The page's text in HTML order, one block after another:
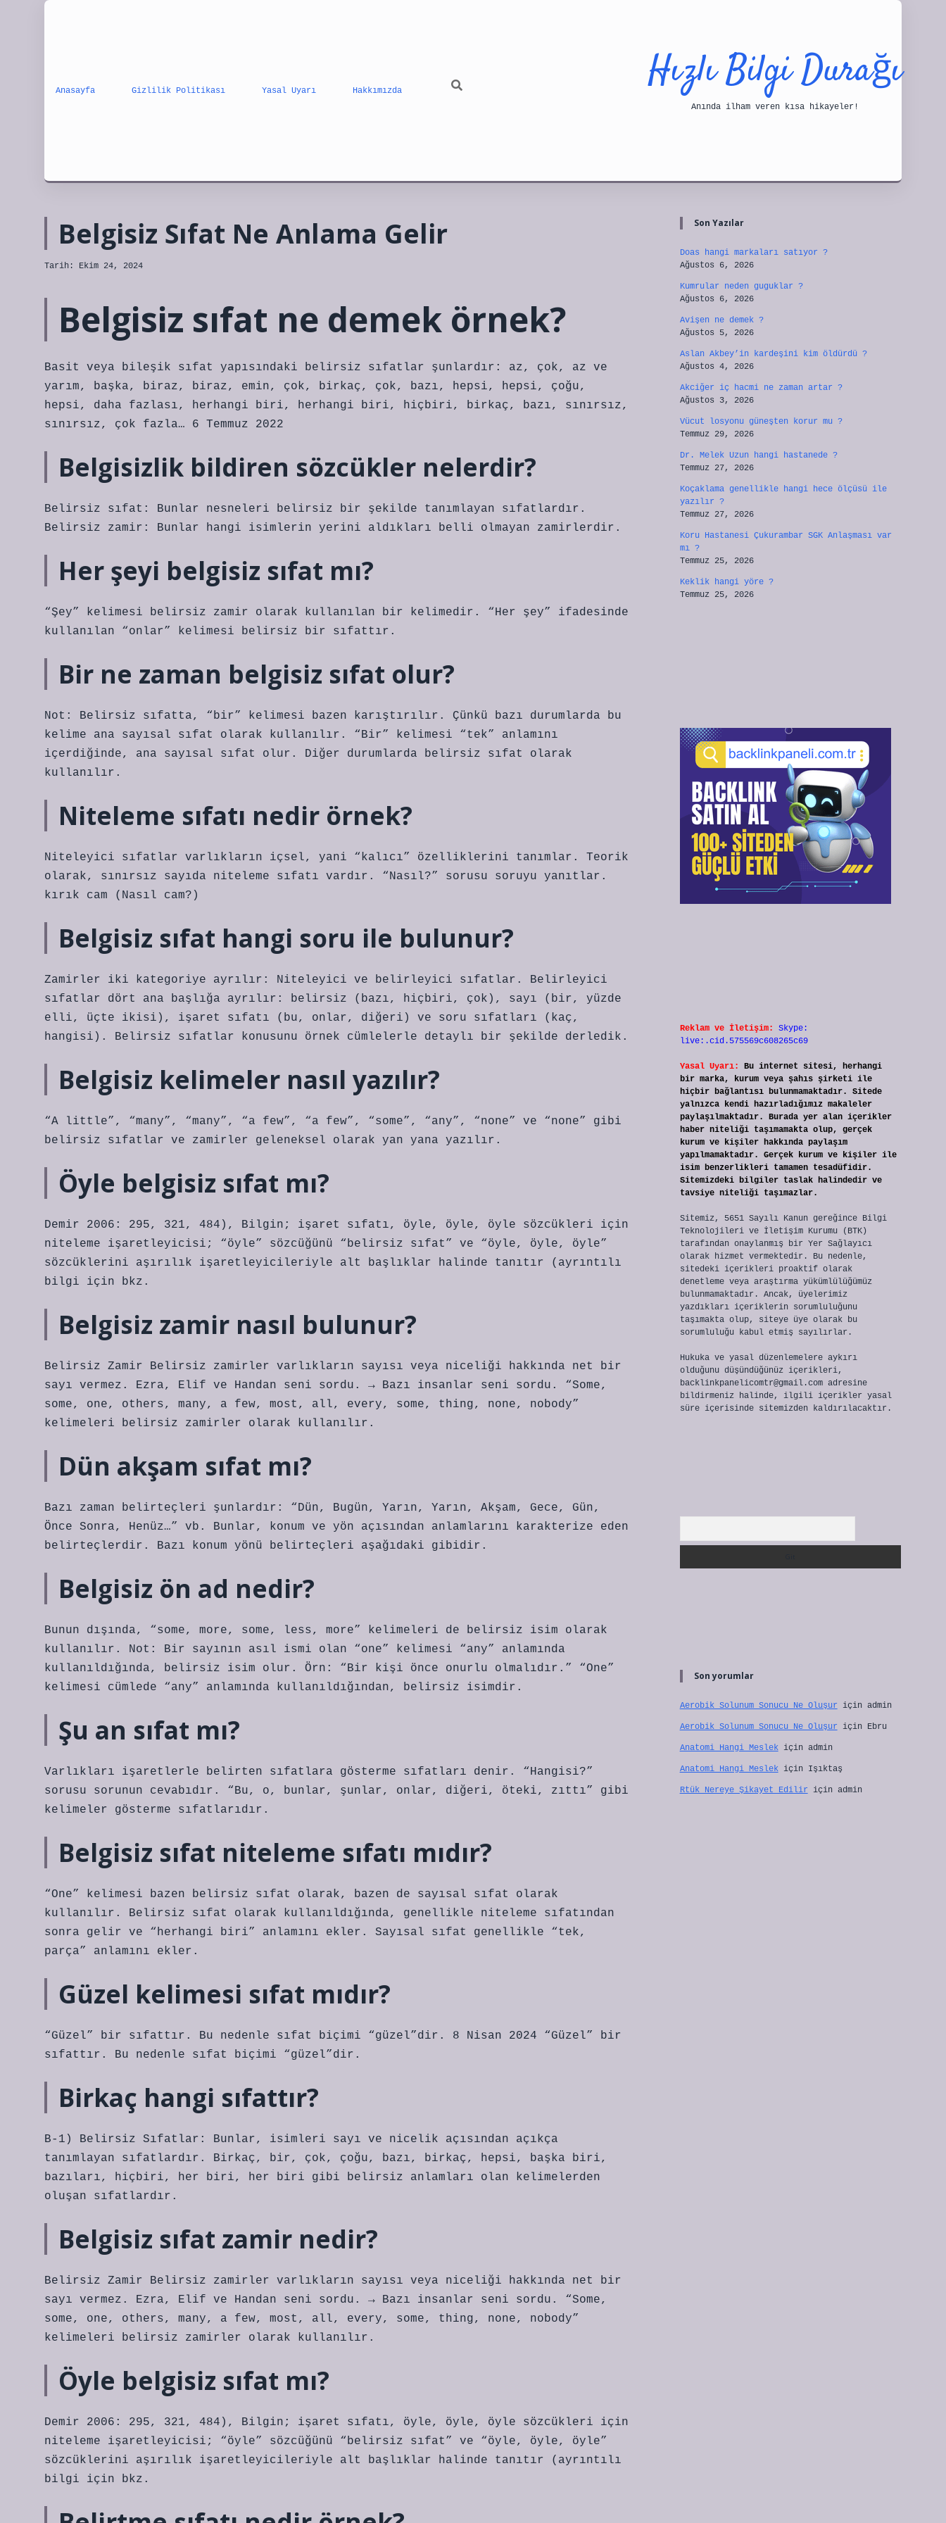
Anasayfa Gizlilik Politikası Yasal Uyarı Hakkımızda Hızlı Bilgi Durağı
Anında ilham veren kısa hikayeler!
Belgisiz Sıfat Ne Anlama Gelir
Tarih: Ekim 24, 2024
Belgisiz sıfat ne demek örnek?
Basit veya bileşik sıfat yapısındaki belirsiz sıfatlar şunlardır: az, çok, az ve
yarım, başka, biraz, biraz, emin, çok, birkaç, çok, bazı, hepsi, hepsi, çoğu,
hepsi, daha fazlası, herhangi biri, herhangi biri, hiçbiri, birkaç, bazı, sınırsız,
sınırsız, çok fazla… 6 Temmuz 2022
Belgisizlik bildiren sözcükler nelerdir?
Belirsiz sıfat: Bunlar nesneleri belirsiz bir şekilde tanımlayan sıfatlardır.
Belirsiz zamir: Bunlar hangi isimlerin yerini aldıkları belli olmayan zamirlerdir.
Her şeyi belgisiz sıfat mı?
“Şey” kelimesi belirsiz zamir olarak kullanılan bir kelimedir. “Her şey” ifadesinde
kullanılan “onlar” kelimesi belirsiz bir sıfattır.
Bir ne zaman belgisiz sıfat olur?
Not: Belirsiz sıfatta, “bir” kelimesi bazen karıştırılır. Çünkü bazı durumlarda bu
kelime ana sayısal sıfat olarak kullanılır. “Bir” kelimesi “tek” anlamını
içerdiğinde, ana sayısal sıfat olur. Diğer durumlarda belirsiz sıfat olarak
kullanılır.
Niteleme sıfatı nedir örnek?
Niteleyici sıfatlar varlıkların içsel, yani “kalıcı” özelliklerini tanımlar. Teorik
olarak, sınırsız sayıda niteleme sıfatı vardır. “Nasıl?” sorusu soruyu yanıtlar.
kırık cam (Nasıl cam?)
Belgisiz sıfat hangi soru ile bulunur?
Zamirler iki kategoriye ayrılır: Niteleyici ve belirleyici sıfatlar. Belirleyici
sıfatlar dört ana başlığa ayrılır: belirsiz (bazı, hiçbiri, çok), sayı (bir, yüzde
elli, üçte ikisi), işaret sıfatı (bu, onlar, diğeri) ve soru sıfatları (kaç,
hangisi). Belirsiz sıfatlar konusunu örnek cümlelerle detaylı bir şekilde derledik.
Belgisiz kelimeler nasıl yazılır?
“A little”, “many”, “many”, “a few”, “a few”, “some”, “any”, “none” ve “none” gibi
belirsiz sıfatlar ve zamirler geleneksel olarak yan yana yazılır.
Öyle belgisiz sıfat mı?
Demir 2006: 295, 321, 484), Bilgin; işaret sıfatı, öyle, öyle, öyle sözcükleri için
niteleme işaretleyicisi; “öyle” sözcüğünü “belirsiz sıfat” ve “öyle, öyle, öyle”
sözcüklerini aşırılık işaretleyicileriyle alt başlıklar halinde tanıtır (ayrıntılı
bilgi için bkz.
Belgisiz zamir nasıl bulunur?
Belirsiz Zamir Belirsiz zamirler varlıkların sayısı veya niceliği hakkında net bir
sayı vermez. Ezra, Elif ve Handan seni sordu. → Bazı insanlar seni sordu. “Some,
some, one, others, many, a few, most, all, every, some, thing, none, nobody”
kelimeleri belirsiz zamirler olarak kullanılır.
Dün akşam sıfat mı?
Bazı zaman belirteçleri şunlardır: “Dün, Bugün, Yarın, Yarın, Akşam, Gece, Gün,
Önce Sonra, Henüz…” vb. Bunlar, konum ve yön açısından anlamlarını karakterize eden
belirteçlerdir. Bazı konum yönü belirteçleri aşağıdaki gibidir.
Belgisiz ön ad nedir?
Bunun dışında, “some, more, some, less, more” kelimeleri de belirsiz isim olarak
kullanılır. Not: Bir sayının asıl ismi olan “one” kelimesi “any” anlamında
kullanıldığında, belirsiz isim olur. Örn: “Bir kişi önce onurlu olmalıdır.” “One”
kelimesi cümlede “any” anlamında kullanıldığından, belirsiz isimdir.
Şu an sıfat mı?
Varlıkları işaretlerle belirten sıfatlara gösterme sıfatları denir. “Hangisi?”
sorusu sorunun cevabıdır. “Bu, o, bunlar, şunlar, onlar, diğeri, öteki, zıttı” gibi
kelimeler gösterme sıfatlarıdır.
Belgisiz sıfat niteleme sıfatı mıdır?
“One” kelimesi bazen belirsiz sıfat olarak, bazen de sayısal sıfat olarak
kullanılır. Belirsiz sıfat olarak kullanıldığında, genellikle niteleme sıfatından
sonra gelir ve “herhangi biri” anlamını ekler. Sayısal sıfat genellikle “tek,
parça” anlamını ekler.
Güzel kelimesi sıfat mıdır?
“Güzel” bir sıfattır. Bu nedenle sıfat biçimi “güzel”dir. 8 Nisan 2024 “Güzel” bir
sıfattır. Bu nedenle sıfat biçimi “güzel”dir.
Birkaç hangi sıfattır?
B-1) Belirsiz Sıfatlar: Bunlar, isimleri sayı ve nicelik açısından açıkça
tanımlayan sıfatlardır. Birkaç, bir, çok, çoğu, bazı, birkaç, hepsi, başka biri,
bazıları, hiçbiri, her biri, her biri gibi belirsiz anlamları olan kelimelerden
oluşan sıfatlardır.
Belgisiz sıfat zamir nedir?
Belirsiz Zamir Belirsiz zamirler varlıkların sayısı veya niceliği hakkında net bir
sayı vermez. Ezra, Elif ve Handan seni sordu. → Bazı insanlar seni sordu. “Some,
some, one, others, many, a few, most, all, every, some, thing, none, nobody”
kelimeleri belirsiz zamirler olarak kullanılır.
Öyle belgisiz sıfat mı?
Demir 2006: 295, 321, 484), Bilgin; işaret sıfatı, öyle, öyle, öyle sözcükleri için
niteleme işaretleyicisi; “öyle” sözcüğünü “belirsiz sıfat” ve “öyle, öyle, öyle”
sözcüklerini aşırılık işaretleyicileriyle alt başlıklar halinde tanıtır (ayrıntılı
bilgi için bkz.
Sidebar
Son Yazılar
Doas hangi markaları satıyor ?
Ağustos 6, 2026
Kumrular neden guguklar ?
Ağustos 6, 2026
Avişen ne demek ?
Ağustos 5, 2026
Aslan Akbey’in kardeşini kim öldürdü ?
Ağustos 4, 2026
Akciğer iç hacmi ne zaman artar ?
Ağustos 3, 2026
Vücut losyonu güneşten korur mu ?
Temmuz 29, 2026
Dr. Melek Uzun hangi hastanede ?
Temmuz 27, 2026
Koçaklama genellikle hangi hece ölçüsü ile
yazılır ?
Temmuz 27, 2026
Koru Hastanesi Çukurambar SGK Anlaşması var
mı ?
Temmuz 25, 2026
Keklik hangi yöre ?
Temmuz 25, 2026
Reklam ve İletişim:
Skype:
live:.cid.575569c608265c69
Yasal Uyarı:
Bu internet sitesi, herhangi
bir marka, kurum veya şahıs şirketi ile
hiçbir bağlantısı bulunmamaktadır. Sitede
yalnızca kendi hazırladığımız makaleler
paylaşılmaktadır. Burada yer alan içerikler
haber niteliği taşımamakta olup, gerçek
kurum ve kişiler hakkında paylaşım
yapılmamaktadır. Gerçek kurum ve kişiler ile
isim benzerlikleri tamamen tesadüfidir.
Sitemizdeki bilgiler taslak halindedir ve
tavsiye niteliği taşımazlar.
Sitemiz, 5651 Sayılı Kanun gereğince Bilgi
Teknolojileri ve İletişim Kurumu (BTK)
tarafından onaylanmış bir Yer Sağlayıcı
olarak hizmet vermektedir. Bu nedenle,
sitedeki içerikleri proaktif olarak
denetleme veya araştırma yükümlülüğümüz
bulunmamaktadır. Ancak, üyelerimiz
yazdıkları içeriklerin sorumluluğunu
taşımakta olup, siteye üye olarak bu
sorumluluğu kabul etmiş sayılırlar.
Hukuka ve yasal düzenlemelere aykırı
olduğunu düşündüğünüz içerikleri,
backlinkpanelicomtr@gmail.comadresine
bildirmeniz halinde, ilgili içerikler yasal
süre içerisinde sitemizden kaldırılacaktır.
Son yorumlar
Aerobik Solunum Sonucu Ne Oluşur için admin
Aerobik Solunum Sonucu Ne Oluşur için Ebru
Anatomi Hangi Meslekiçin admin
Anatomi Hangi Meslekiçin Işıktaş
Rtük Nereye Şikayet Edilir için admin